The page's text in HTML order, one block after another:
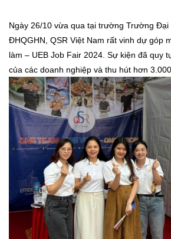
Ngày 26/10 vừa qua tại trường Trường Đại
ĐHQGHN, QSR Việt Nam rất vinh dự góp
làm – UEB Job Fair 2024. Sự kiện đã quy
của các doanh nghiệp và thu hút hơn